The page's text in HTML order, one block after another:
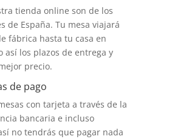
tienda online son de los
de España. Tu mesa viajará
fábrica hasta tu casa en
así los plazos de entrega y
precio.
de pago
con tarjeta a través de la
bancaria e incluso
no tendrás que pagar nada